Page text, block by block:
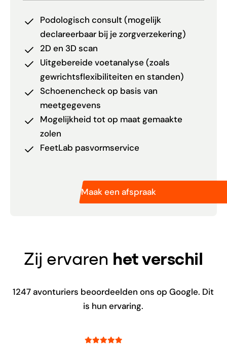
Podologisch consult (mogelijk
declareerbaar bij je zorgverzekering)
2D en 3D scan
Uitgebereide voetanalyse (zoals
gewrichtsflexibiliteiten en standen)
Schoenencheck op basis van
meetgegevens
Mogelijkheid tot op maat gemaakte
zolen
FeetLab pasvormservice
Maak een afspraak
Zij ervaren het verschil
1247avonturiers beoordeelden ons op Google. Dit
is hun ervaring.